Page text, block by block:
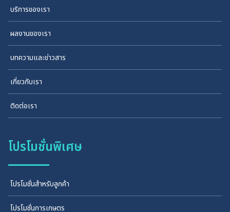
บริการของเรา
ผลงานของเรา
บทความและข่าวสาร
เกี่ยวกับเรา
ติดต่อเรา
โปรโมชั่นพิเศษ
โปรโมชั่นสำหรับลูกค้า
โปรโมชั่นการเกษตร